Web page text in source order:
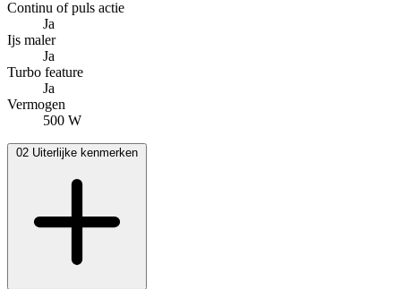
Continu of puls actie
Ja
Ijs maler
Ja
Turbo feature
Ja
Vermogen
500 W
02 Uiterlijke kenmerken